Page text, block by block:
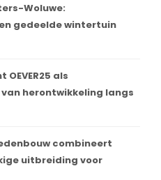
Woluwe:
gedeelde wintertuin
als
herontwikkeling langs
combineert
uitbreiding voor